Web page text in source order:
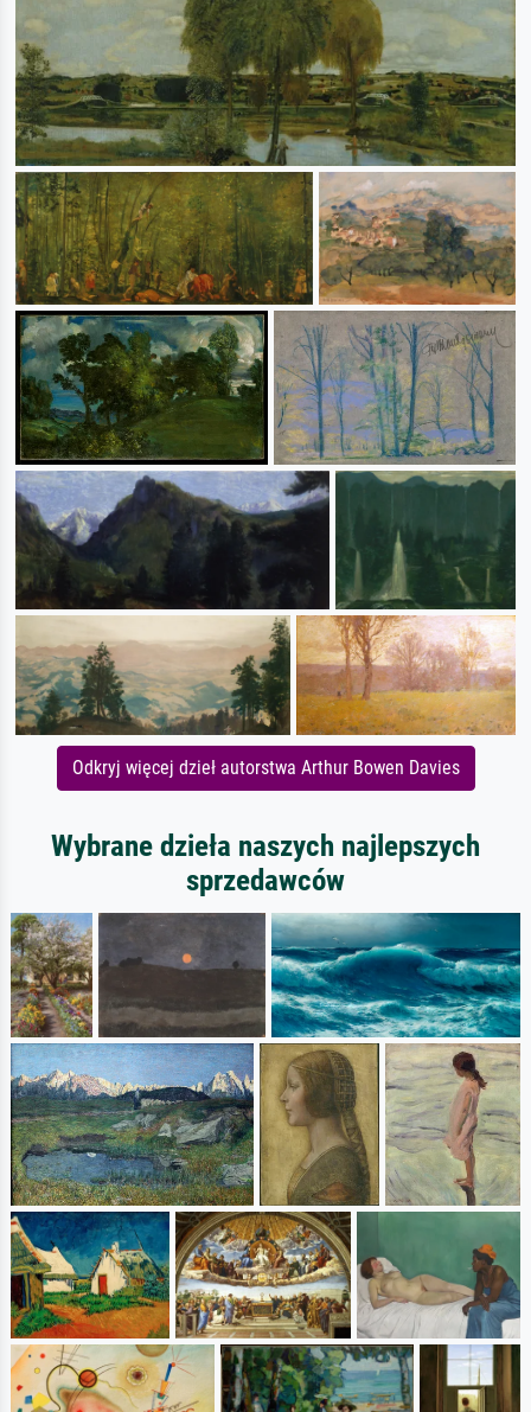
Odkryj więcej dzieł autorstwa Arthur Bowen Davies
Wybrane dzieła naszych najlepszych
sprzedawców